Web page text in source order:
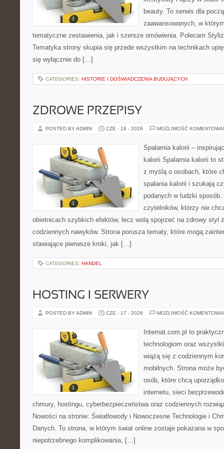
beauty. To serwis dla
zaawansowanych, w
tematyczne zestawienia, jak i szersze omówienia. Polecam
Tematyka strony skupia się przede wszystkim na technikach
się wyłącznie do […]
CATEGORIES: HISTORIE I DOŚWIADCZENIA BUDUJĄCYCH
ZDROWE PRZEPISY
POSTED BY ADMIN CZE - 18 - 2026 MOŻLIWOŚĆ
Spalarnia kalorii –
kalorii Spalarnia kalorii to
z myślą o osobach, które
spalania kalorii i szukają
podanych w ludzki sposób.
czytelników, którzy nie
obietnicach szybkich efektów, lecz wolą spojrzeć na zdrowy styl
codziennych nawyków. Strona porusza tematy, które mogą
stawiające pierwsze kroki, jak […]
CATEGORIES: HANDEL
HOSTING I SERWERY
POSTED BY ADMIN CZE - 17 - 2026 MOŻLIWOŚĆ
Internat.com.pl to
technologiom oraz
wiążą się z codziennym
mobilnych. Strona może
osób, które chcą
internetu, sieci
chmury, hostingu, cyberbezpieczeństwa oraz codziennych
Nowości na stronie: Światłowody i Nowoczesne Technologie i
Danych. To strona, w którym świat online zostaje pokazana w
niepotrzebnego komplikowania, […]